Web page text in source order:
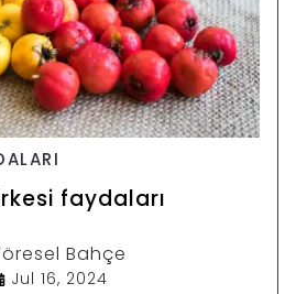
faydaları
Bahçe
Jul 16, 2024